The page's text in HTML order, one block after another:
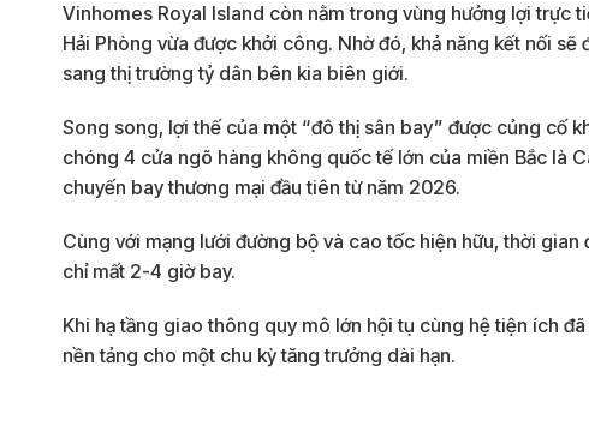
Vinhomes Royal Island còn nằm trong vùng hưởng lợi trực
Hải Phòng vừa được khởi công. Nhờ đó, khả năng kết nối
sang thị trường tỷ dân bên kia biên giới.
Song song, lợi thế của một “đô thị sân bay” được củng cố
chóng 4 cửa ngõ hàng không quốc tế lớn của miền Bắc là
chuyến bay thương mại đầu tiên từ năm 2026.
Cùng với mạng lưới đường bộ và cao tốc hiện hữu, thời
chỉ mất 2-4 giờ bay.
Khi hạ tầng giao thông quy mô lớn hội tụ cùng hệ tiện ích
nền tảng cho một chu kỳ tăng trưởng dài hạn.